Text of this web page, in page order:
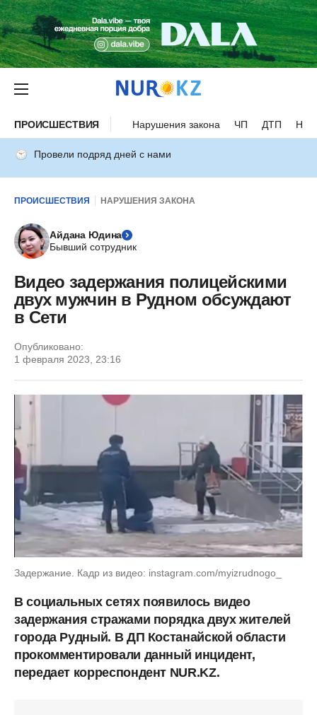
ПРОИСШЕСТВИЯ Нарушения закона ЧП ДТП
Провели подряд дней с нами
ПРОИСШЕСТВИЯ НАРУШЕНИЯ ЗАКОНА
Айдана Юдина
Бывший сотрудник
Видео задержания полицейскими
двух мужчин в Рудном обсуждают
в Сети
Опубликовано:
1 февраля 2023, 23:16
Задержание. Кадр из видео: instagram.com/myizrudnogo_
В социальных сетях появилось видео
задержания стражами порядка двух жителей
города Рудный. В ДП Костанайской области
прокомментировали данный инцидент,
передает корреспондент NUR.KZ.